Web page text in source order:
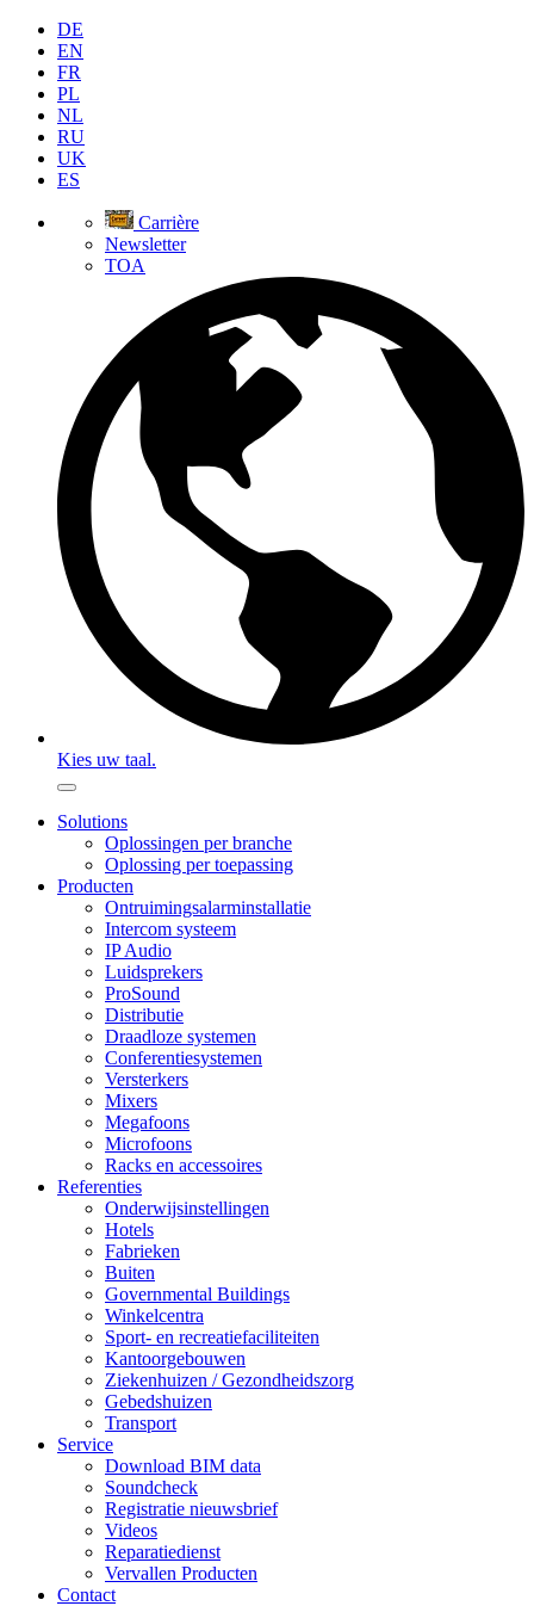
DE
EN
FR
PL
NL
RU
UK
ES
Carrière
Newsletter
TOA
Kies uw taal.
Solutions
Oplossingen per branche
Oplossing per toepassing
Producten
Ontruimingsalarminstallatie
Intercom systeem
IP Audio
Luidsprekers
ProSound
Distributie
Draadloze systemen
Conferentiesystemen
Versterkers
Mixers
Megafoons
Microfoons
Racks en accessoires
Referenties
Onderwijsinstellingen
Hotels
Fabrieken
Buiten
Governmental Buildings
Winkelcentra
Sport- en recreatiefaciliteiten
Kantoorgebouwen
Ziekenhuizen / Gezondheidszorg
Gebedshuizen
Transport
Service
Download BIM data
Soundcheck
Registratie nieuwsbrief
Videos
Reparatiedienst
Vervallen Producten
Contact